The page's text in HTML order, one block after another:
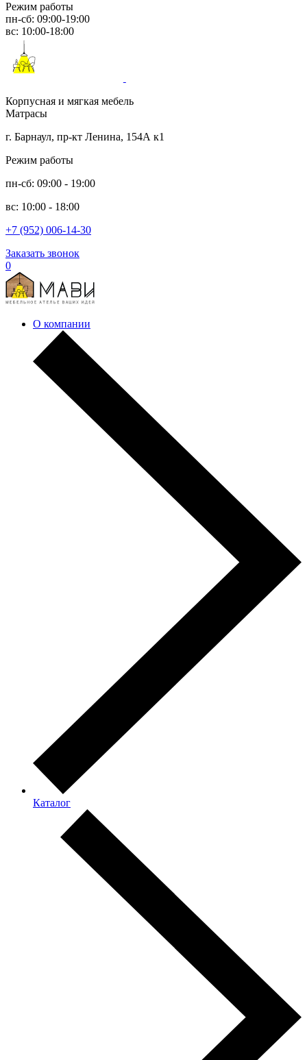
Режим работы
пн-сб: 09:00-19:00
вс: 10:00-18:00
Корпусная и мягкая мебель
Матрасы
г. Барнаул, пр-кт Ленина, 154А к1
Режим работы
пн-сб: 09:00 - 19:00
вс: 10:00 - 18:00
+7 (952) 006-14-30
Заказать звонок
0
О компании
Каталог